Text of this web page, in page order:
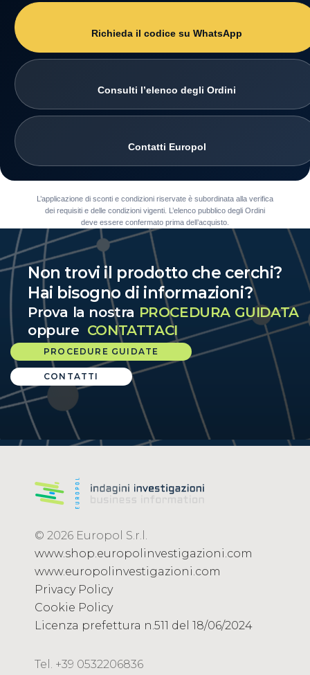
Richieda il codice su WhatsApp
Consulti l’elenco degli Ordini
Contatti Europol
L’applicazione di sconti e condizioni riservate è subordinata alla verifica
dei requisiti e delle condizioni vigenti. L’elenco pubblico degli Ordini
deve essere confermato prima dell’acquisto.
Non trovi il prodotto che cerchi?
Hai bisogno di informazioni?
Prova la nostra PROCEDURA GUIDATA
oppure CONTATTACI
PROCEDURE GUIDATE
CONTATTI
© 2026 Europol S.r.l.
www.shop.europolinvestigazioni.com
www.europolinvestigazioni.com
Privacy Policy
Cookie Policy
Licenza prefettura n.511 del 18/06/2024
Tel. +39 0532206836